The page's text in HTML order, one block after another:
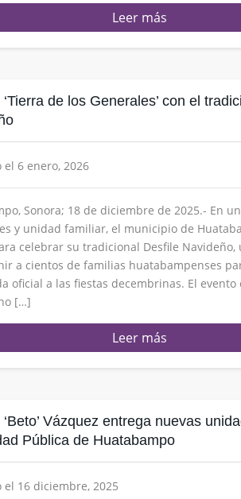
Leer más
de los Generales’ con el
el 6 enero, 2026
Sonora; 18 de diciembre de 2025.- En
y unidad familiar, el municipio de
celebrar su tradicional Desfile Navideño,
a cientos de familias huatabampenses
oficial a las fiestas decembrinas. El
[…]
Leer más
Vázquez entrega nuevas
Pública de Huatabampo
el 16 diciembre, 2025